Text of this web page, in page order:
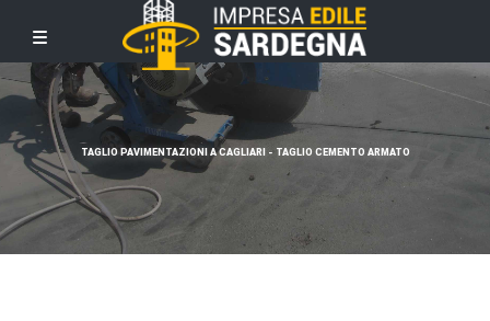
TAGLIO PAVIMENTAZIONI A CAGLIARI - TAGLIO CEMENTO ARMATO